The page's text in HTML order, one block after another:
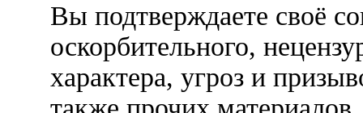
Вы подтверждаете своё
оскорбительного,
характера, угроз и